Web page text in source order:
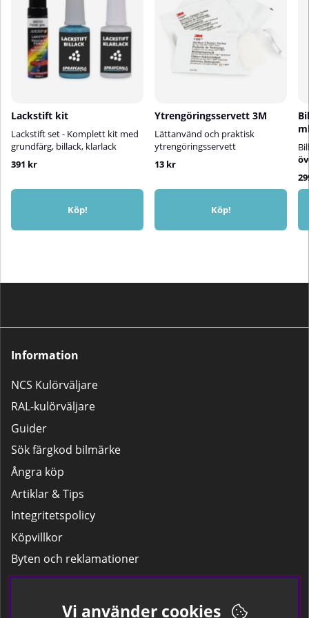
bättringsarbeten som tanklock,
backspeglar m.m.Stora
Lackpaketet – För större
reparationer som dörrar,
kofångare och liknande.
Lackstift kit
Lackstift set - Komplett kit med
grundfärg, billack, klarlack
391 kr
Köp!
Ytrengöringsservett 3M
Lättanvänd och praktisk
ytrengöringsservett
13 kr
Köp!
Information
NCS Kulörväljare
RAL-kulörväljare
Guider
Sök färgkod bilmärke
Ångra köp
Artiklar & Tips
Integritetspolicy
Köpvillkor
Byten och reklamationer
Leverans
Hitta färgkoden på bilen.
Vi använder cookies